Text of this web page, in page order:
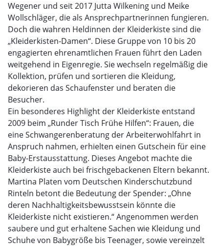
Wegener und seit 2017 Jutta Wilkening und Meike
Wollschläger, die als Ansprechpartnerinnen fungieren.
Doch die wahren Heldinnen der Kleiderkiste sind die
„Kleiderkisten-Damen“. Diese Gruppe von 10 bis 20
engagierten ehrenamtlichen Frauen führt den Laden
weitgehend in Eigenregie. Sie wechseln regelmäßig die
Kollektion, prüfen und sortieren die Kleidung,
dekorieren das Schaufenster und beraten die
Besucher.
Ein besonderes Highlight der Kleiderkiste entstand
2009 beim „Runder Tisch Frühe Hilfen“: Frauen, die
eine Schwangerenberatung der Arbeiterwohlfahrt in
Anspruch nahmen, erhielten einen Gutschein für eine
Baby-Erstausstattung. Dieses Angebot machte die
Kleiderkiste auch bei frischgebackenen Eltern bekannt.
Martina Platen vom Deutschen Kinderschutzbund
Rinteln betont die Bedeutung der Spender: „Ohne
deren Nachhaltigkeitsbewusstsein könnte die
Kleiderkiste nicht existieren.“ Angenommen werden
saubere und gut erhaltene Sachen wie Kleidung und
Schuhe von Babygröße bis Teenager, sowie vereinzelt